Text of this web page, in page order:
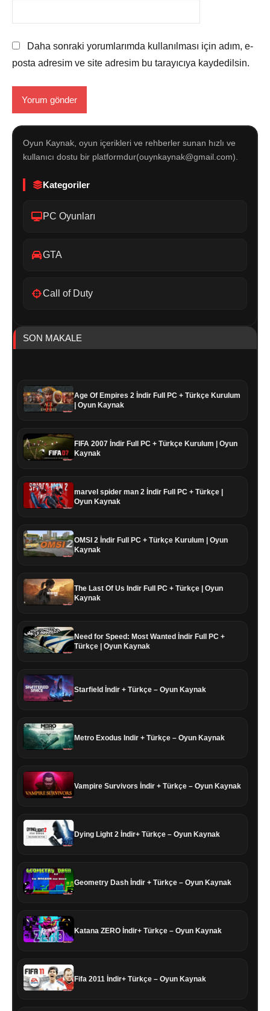
Daha sonraki yorumlarımda kullanılması için adım, e-
posta adresim ve site adresim bu tarayıcıya kaydedilsin.
Oyun Kaynak, oyun içerikleri ve rehberler sunan hızlı ve
kullanıcı dostu bir platformdur(ouynkaynak@gmail.com).
Kategoriler
PC Oyunları
GTA
Call of Duty
SON MAKALE
Age Of Empires 2 İndir Full PC + Türkçe Kurulum
| Oyun Kaynak
FIFA 2007 İndir Full PC + Türkçe Kurulum | Oyun
Kaynak
marvel spider man 2 İndir Full PC + Türkçe |
Oyun Kaynak
OMSI 2 İndir Full PC + Türkçe Kurulum | Oyun
Kaynak
The Last Of Us Indir Full PC + Türkçe | Oyun
Kaynak
Need for Speed: Most Wanted İndir Full PC +
Türkçe | Oyun Kaynak
Starfield İndir + Türkçe – Oyun Kaynak
Metro Exodus Indir + Türkçe – Oyun Kaynak
Vampire Survivors İndir + Türkçe – Oyun Kaynak
Dying Light 2 İndir+ Türkçe – Oyun Kaynak
Geometry Dash İndir + Türkçe – Oyun Kaynak
Katana ZERO İndir+ Türkçe – Oyun Kaynak
Fifa 2011 İndir+ Türkçe – Oyun Kaynak